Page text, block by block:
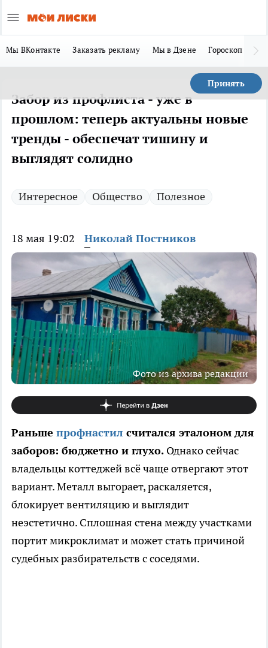
Мы ВКонтакте Заказать рекламу Мы в Дзене Гороскоп
Принять
Забор из профлиста - уже в
прошлом: теперь актуальны новые
тренды - обеспечат тишину и
выглядят солидно
Интересное Общество Полезное
18 мая 19:02 Николай Постников
Фото из архива редакции
Раньше профнастил считался эталоном для
заборов: бюджетно и глухо. Однако сейчас
владельцы коттеджей всё чаще отвергают этот
вариант. Металл выгорает, раскаляется,
блокирует вентиляцию и выглядит
неэстетично. Сплошная стена между участками
портит микроклимат и может стать причиной
судебных разбирательств с соседями.